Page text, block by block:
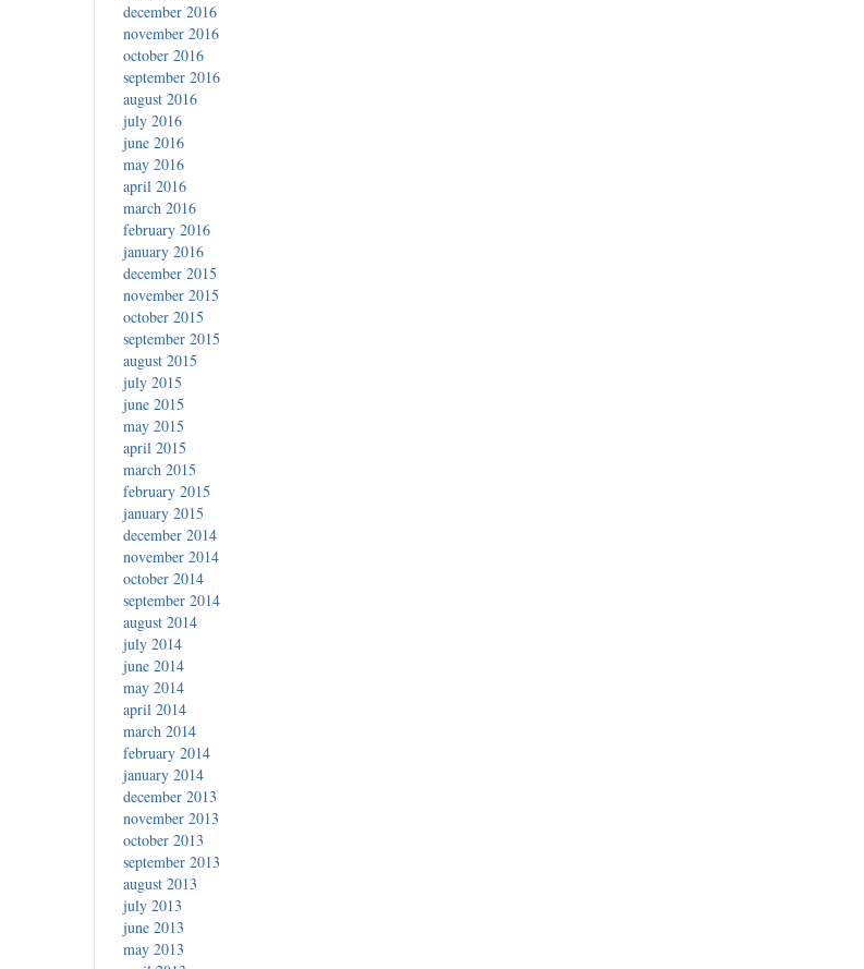
december 2016
november 2016
october 2016
september 2016
august 2016
july 2016
june 2016
may 2016
april 2016
march 2016
february 2016
january 2016
december 2015
november 2015
october 2015
september 2015
august 2015
july 2015
june 2015
may 2015
april 2015
march 2015
february 2015
january 2015
december 2014
november 2014
october 2014
september 2014
august 2014
july 2014
june 2014
may 2014
april 2014
march 2014
february 2014
january 2014
december 2013
november 2013
october 2013
september 2013
august 2013
july 2013
june 2013
may 2013